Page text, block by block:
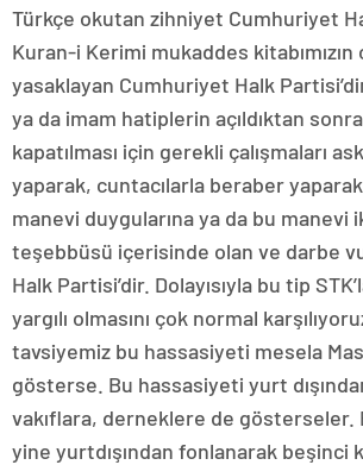
Türkçe okutan zihniyet Cumhuriyet
Kuran-i Kerimi mukaddes kitabımızın
yasaklayan Cumhuriyet Halk
ya da imam hatiplerin açıldıktan
kapatılması için gerekli çalışmaları
yaparak, cuntacılarla beraber
manevi duygularına ya da bu manevi
teşebbüsü içerisinde olan ve darbe
Halk Partisi’dir. Dolayısıyla bu tip
yargılı olmasını çok normal
tavsiyemiz bu hassasiyeti mesela
gösterse. Bu hassasiyeti yurt
vakıflara, derneklere de gösterseler.
yine yurtdışından fonlanarak beşinci